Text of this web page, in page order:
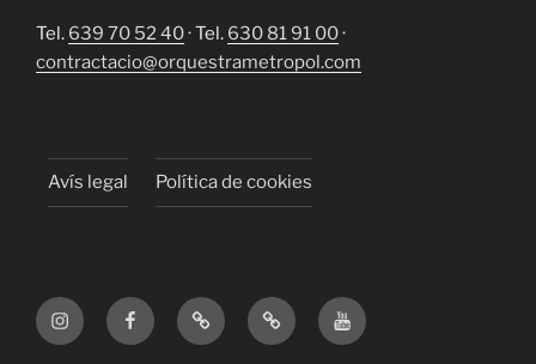
Tel. 639 70 52 40· Tel. 630 81 91 00·
contractacio@orquestrametropol.com
Avís legal Política de cookies
InstagramFacebook
X TikTok YouTube